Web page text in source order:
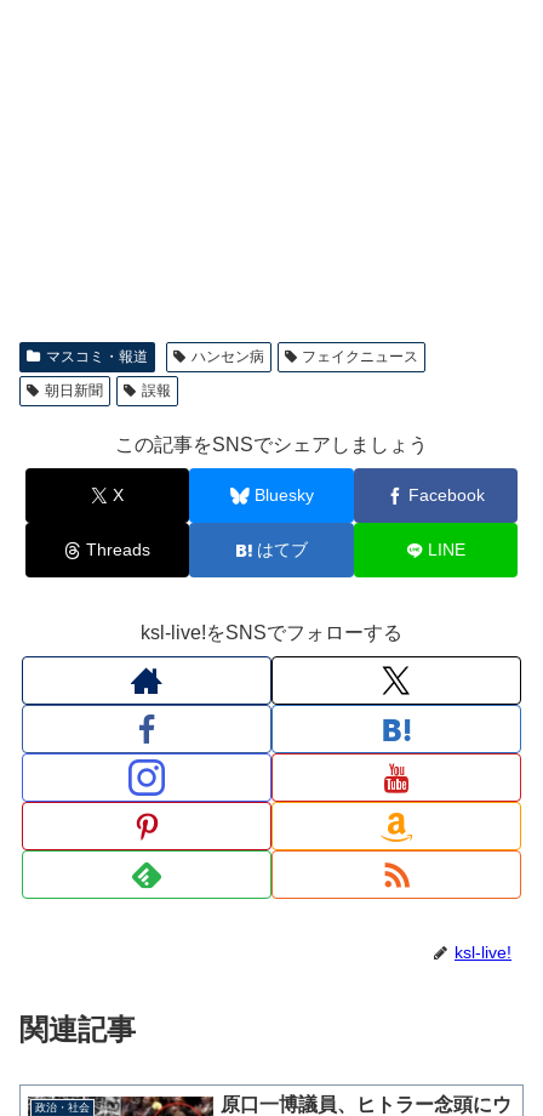
マスコミ・報道 ハンセン病
フェイクニュース
朝日新聞
誤報
この記事をSNSでシェアしましょう
X Bluesky Facebook
Threads はてブ LINE
ksl-live!をSNSでフォローする
ksl-live!
関連記事
政治・社会
原口一博議員、ヒトラー念頭にウ